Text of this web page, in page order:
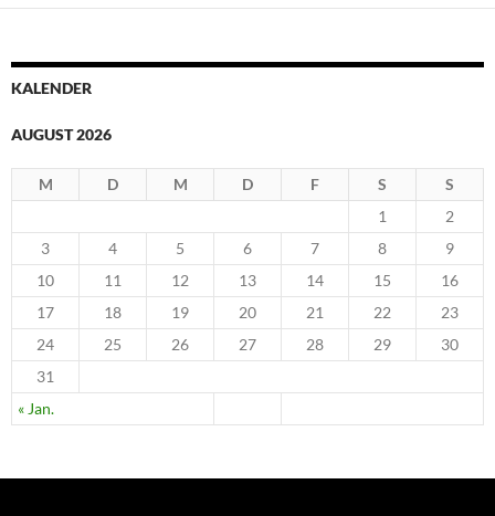
KALENDER
AUGUST 2026
M D M D F S S
« Jan.
1
2
3
4 5 6 7 8
9
10
11 12 13 14 15
16
17
18 19 20 21 22
23
24
25 26 27 28 29
30
31